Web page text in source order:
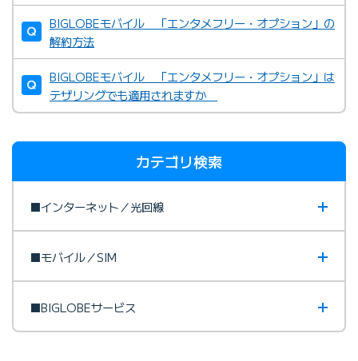
BIGLOBEモバイル 「エンタメフリー・オプション」の
解約方法
BIGLOBEモバイル 「エンタメフリー・オプション」は
テザリングでも適用されますか
カテゴリ検索
■インターネット／光回線
■モバイル／SIM
■BIGLOBEサービス